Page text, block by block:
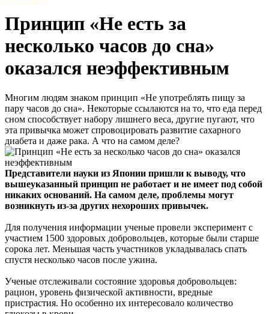
Принцип «Не есть за
несколько часов до сна»
оказался неэффективным
Многим людям знаком принцип «Не употреблять пищу за
пару часов до сна». Некоторые ссылаются на то, что еда перед
сном способствует набору лишнего веса, другие пугают, что
эта привычка может спровоцировать развитие сахарного
диабета и даже рака. А что на самом деле?
Представители науки из Японии пришли к выводу, что
вышеуказанный принцип не работает и не имеет под собой
никаких оснований. На самом деле, проблемы могут
возникнуть из-за других нехороших привычек.
Для получения информации ученые провели эксперимент с
участием 1500 здоровых добровольцев, которые были старше
сорока лет. Меньшая часть участников укладывалась спать
спустя несколько часов после ужина.
Ученые отслеживали состояние здоровья добровольцев:
рацион, уровень физической активности, вредные
пристрастия. Но особенно их интересовало количество